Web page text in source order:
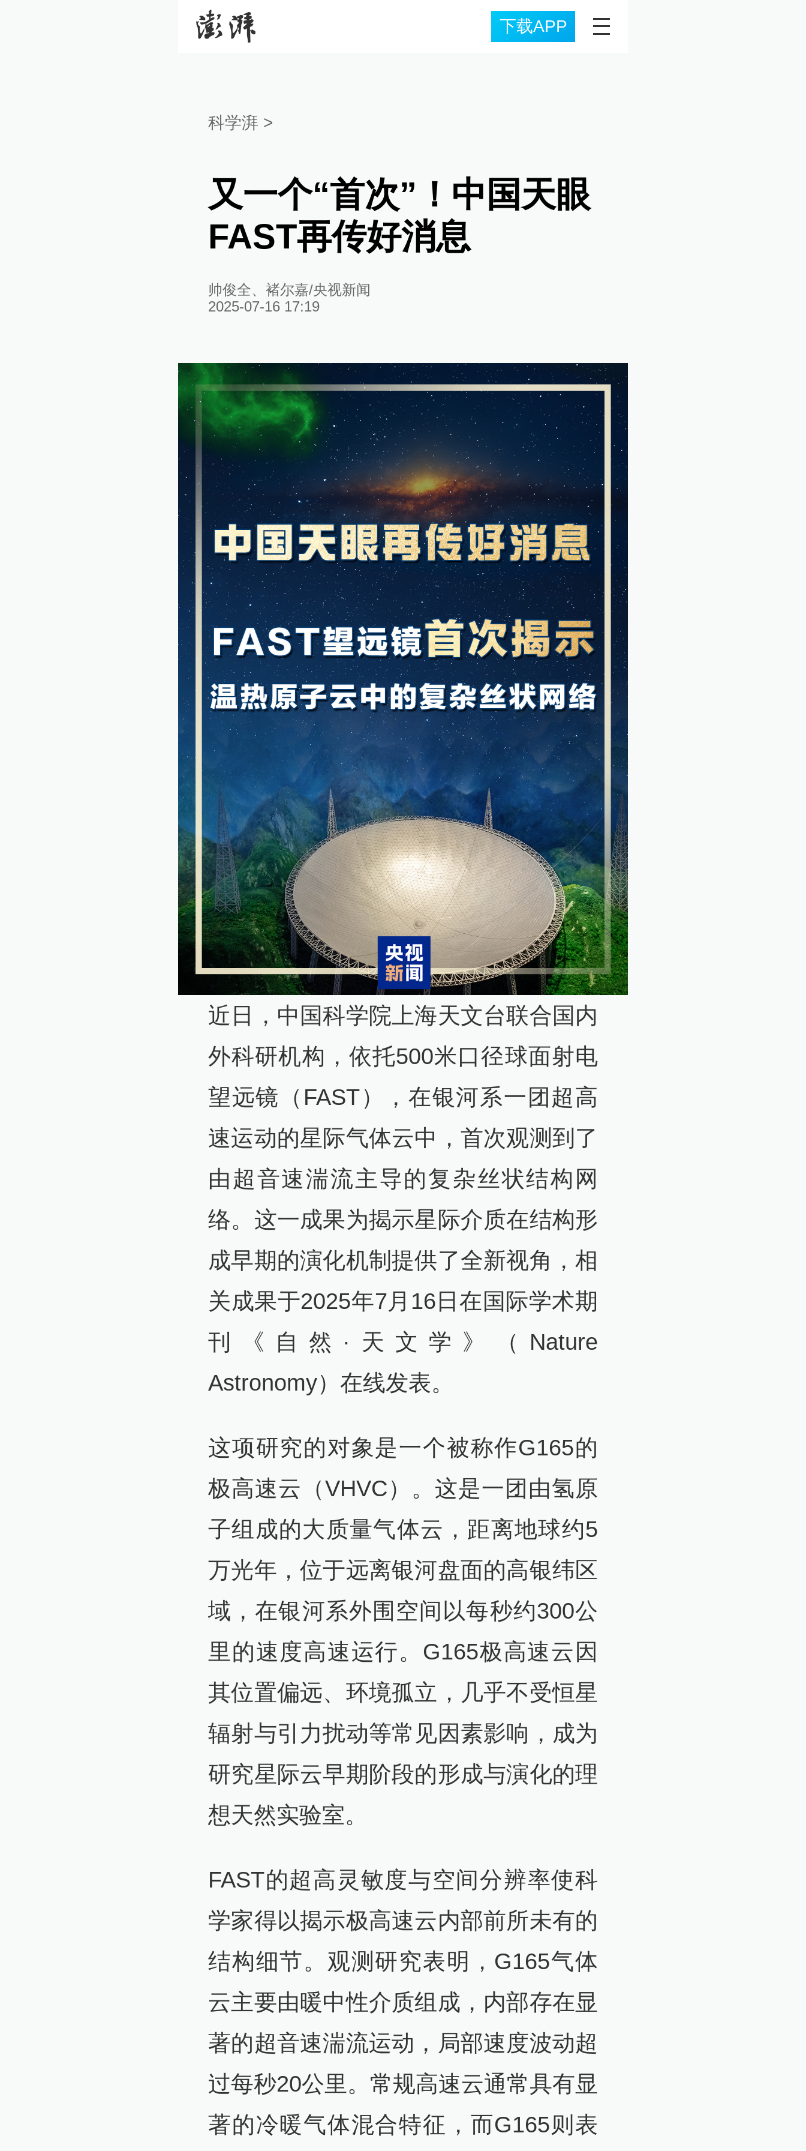
下载APP
科学湃 >
又一个“首次”！中国天眼
FAST再传好消息
帅俊全、褚尔嘉/央视新闻
2025-07-16 17:19
近日，中国科学院上海天文台联合国内
外科研机构，依托500米口径球面射电
望远镜（FAST），在银河系一团超高
速运动的星际气体云中，首次观测到了
由超音速湍流主导的复杂丝状结构网
络。这一成果为揭示星际介质在结构形
成早期的演化机制提供了全新视角，相
关成果于2025年7月16日在国际学术期
刊《自然·天文学》（Nature
Astronomy）在线发表。
这项研究的对象是一个被称作G165的
极高速云（VHVC）。这是一团由氢原
子组成的大质量气体云，距离地球约5
万光年，位于远离银河盘面的高银纬区
域，在银河系外围空间以每秒约300公
里的速度高速运行。G165极高速云因
其位置偏远、环境孤立，几乎不受恒星
辐射与引力扰动等常见因素影响，成为
研究星际云早期阶段的形成与演化的理
想天然实验室。
FAST的超高灵敏度与空间分辨率使科
学家得以揭示极高速云内部前所未有的
结构细节。观测研究表明，G165气体
云主要由暖中性介质组成，内部存在显
著的超音速湍流运动，局部速度波动超
过每秒20公里。常规高速云通常具有显
著的冷暖气体混合特征，而G165则表